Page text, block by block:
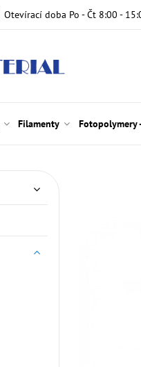
Otevírací doba Po - Čt 8:00 -
Filamenty Fotopolymery